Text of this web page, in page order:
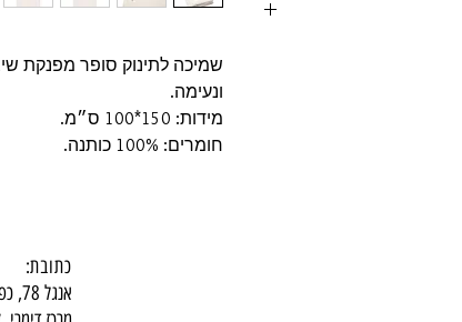
ונעימה.
מידות: 150*100 ס״מ.
חומרים: 100% כותנה.
כתובת:
אנגל 78, כפר סבא